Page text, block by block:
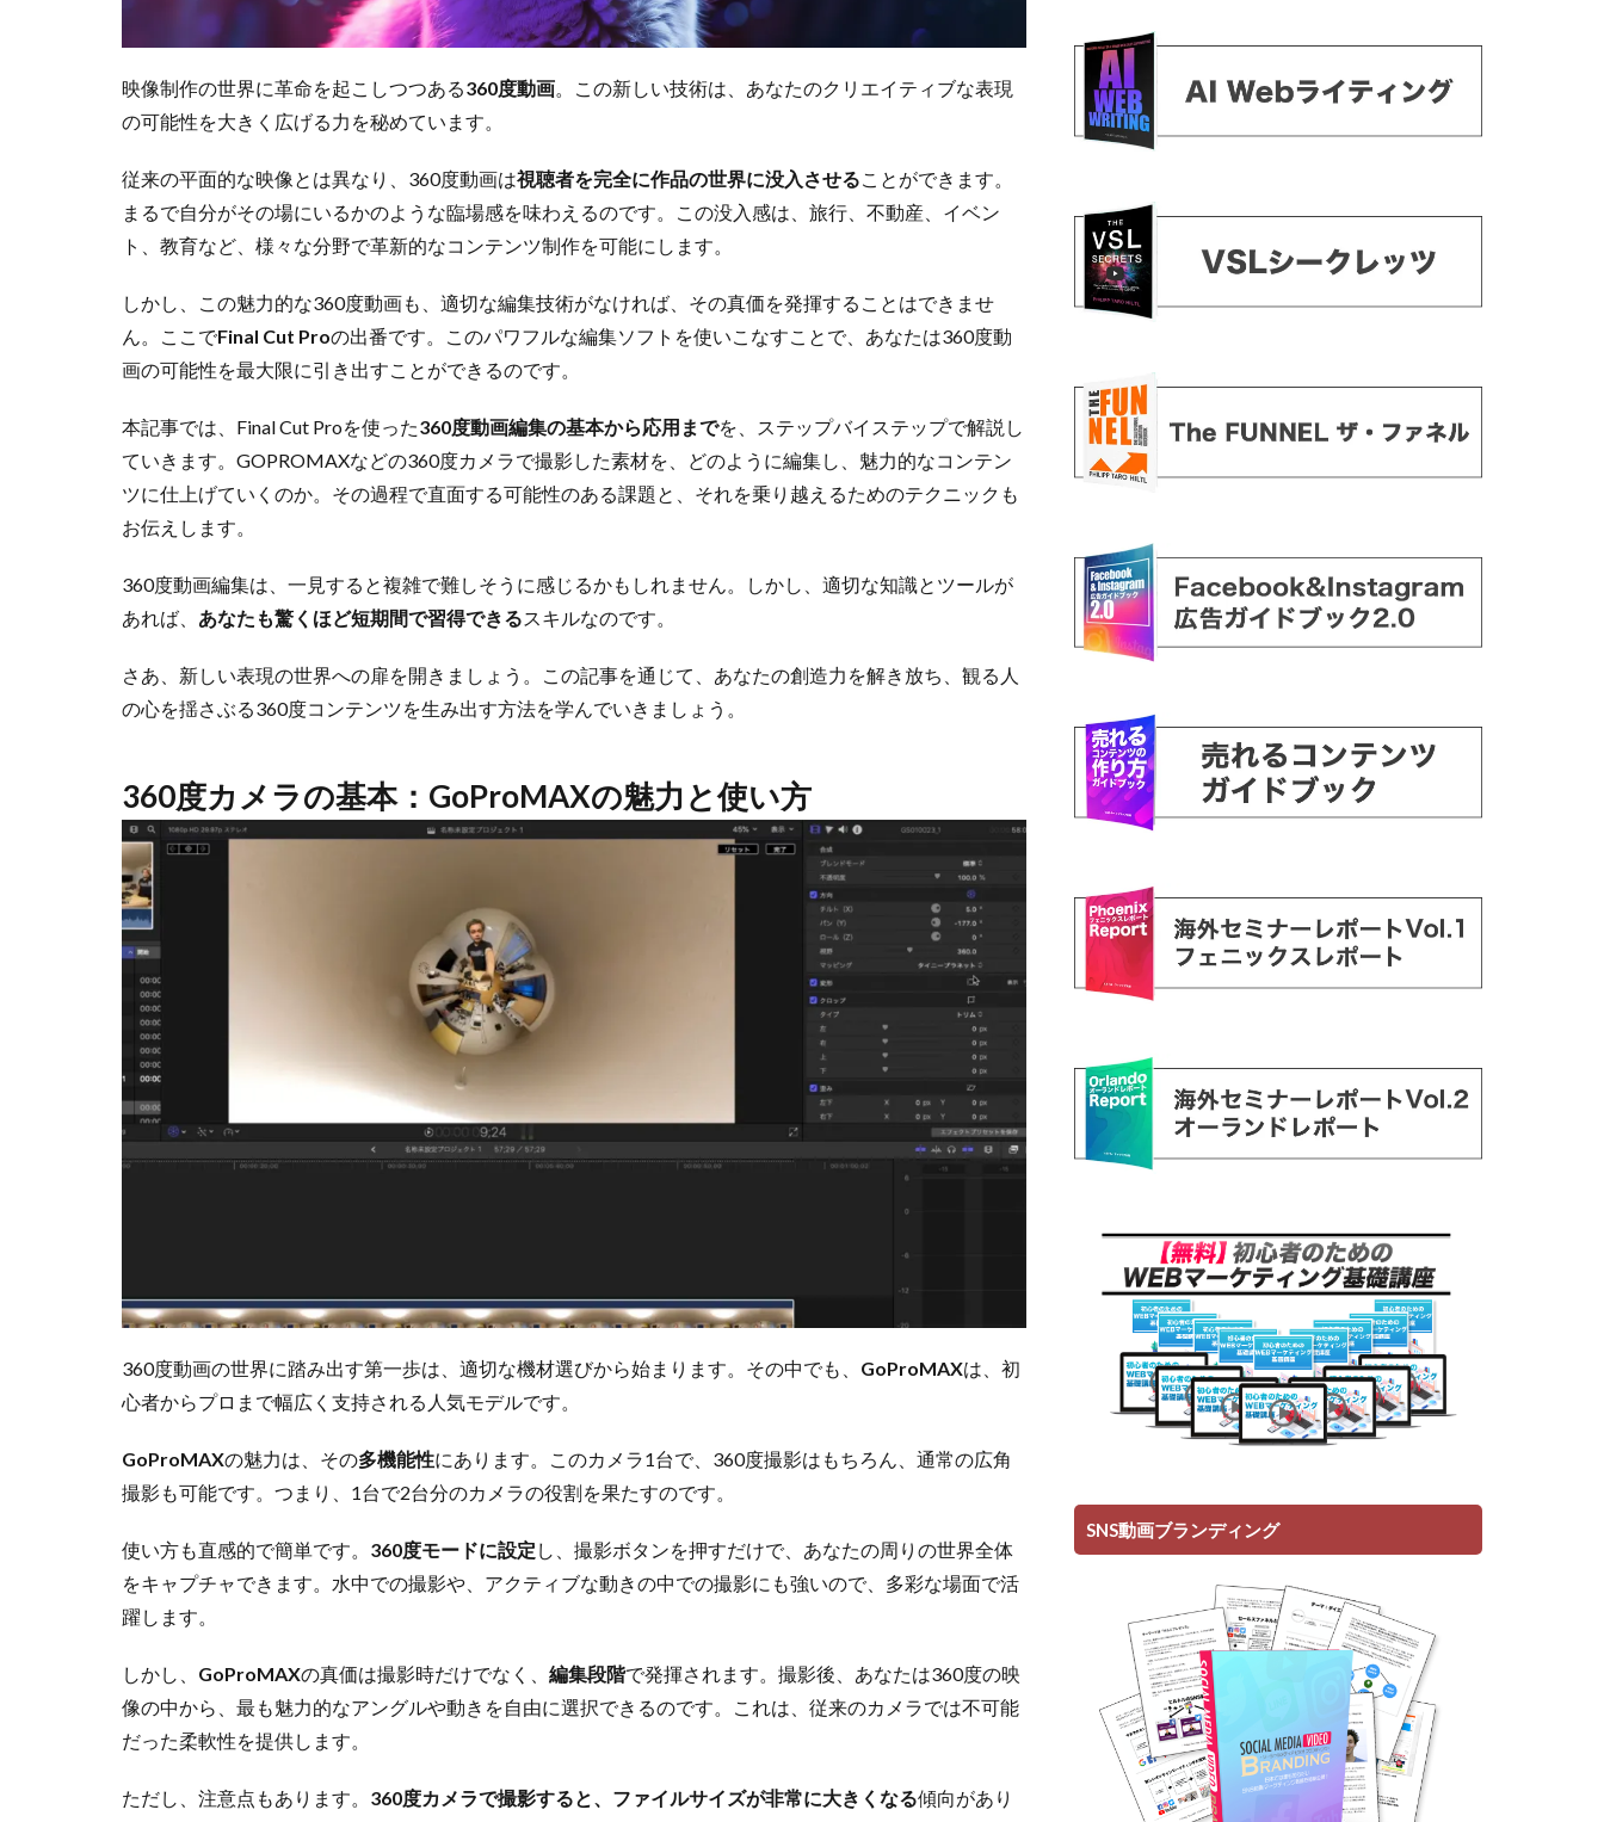
映像制作の世界に革命を起こしつつある360度動画。この新しい技術は、あなたのクリエイティブな表現
の可能性を大きく広げる力を秘めています。
従来の平面的な映像とは異なり、360度動画は視聴者を完全に作品の世界に没入させることができます。
まるで自分がその場にいるかのような臨場感を味わえるのです。この没入感は、旅行、不動産、イベン
ト、教育など、様々な分野で革新的なコンテンツ制作を可能にします。
しかし、この魅力的な360度動画も、適切な編集技術がなければ、その真価を発揮することはできませ
ん。ここでFinal Cut Proの出番です。このパワフルな編集ソフトを使いこなすことで、あなたは360度動
画の可能性を最大限に引き出すことができるのです。
本記事では、Final Cut Proを使った360度動画編集の基本から応用までを、ステップバイステップで解説し
ていきます。GOPROMAXなどの360度カメラで撮影した素材を、どのように編集し、魅力的なコンテン
ツに仕上げていくのか。その過程で直面する可能性のある課題と、それを乗り越えるためのテクニックも
お伝えします。
360度動画編集は、一見すると複雑で難しそうに感じるかもしれません。しかし、適切な知識とツールが
あれば、 あなたも驚くほど短期間で習得できるスキルなのです。
さあ、新しい表現の世界への扉を開きましょう。この記事を通じて、あなたの創造力を解き放ち、観る人
の心を揺さぶる360度コンテンツを生み出す方法を学んでいきましょう。
360度カメラの基本：GoProMAXの魅力と使い方
360度動画の世界に踏み出す第一歩は、適切な機材選びから始まります。その中でも、 GoProMAXは、初
心者からプロまで幅広く支持される人気モデルです。
GoProMAXの魅力は、その多機能性にあります。このカメラ1台で、360度撮影はもちろん、通常の広角
撮影も可能です。つまり、1台で2台分のカメラの役割を果たすのです。
使い方も直感的で簡単です。 360度モードに設定 し、撮影ボタンを押すだけで、あなたの周りの世界全体
をキャプチャできます。水中での撮影や、アクティブな動きの中での撮影にも強いので、多彩な場面で活
躍します。
しかし、 GoProMAXの真価は撮影時だけでなく、 編集段階で発揮されます。撮影後、あなたは360度の映
像の中から、最も魅力的なアングルや動きを自由に選択できるのです。これは、従来のカメラでは不可能
だった柔軟性を提供します。
ただし、注意点もあります。 360度カメラで撮影すると、ファイルサイズが非常に大きくなる傾向があり
SNS動画ブランディング